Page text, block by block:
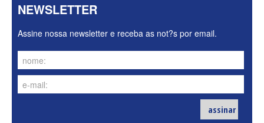
NEWSLETTER
Assine nossa newsletter e receba as not?s por email.